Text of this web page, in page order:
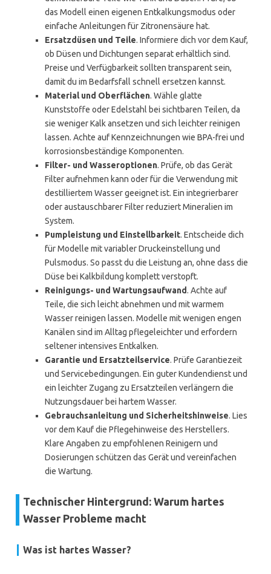
das Modell einen eigenen Entkalkungsmodus oder
einfache Anleitungen für Zitronensäure hat.
Ersatzdüsen und Teile. Informiere dich vor dem Kauf,
ob Düsen und Dichtungen separat erhältlich sind.
Preise und Verfügbarkeit sollten transparent sein,
damit du im Bedarfsfall schnell ersetzen kannst.
Material und Oberflächen. Wähle glatte
Kunststoffe oder Edelstahl bei sichtbaren Teilen, da
sie weniger Kalk ansetzen und sich leichter reinigen
lassen. Achte auf Kennzeichnungen wie BPA-frei und
korrosionsbeständige Komponenten.
Filter- und Wasseroptionen. Prüfe, ob das Gerät
Filter aufnehmen kann oder für die Verwendung mit
destilliertem Wasser geeignet ist. Ein integrierbarer
oder austauschbarer Filter reduziert Mineralien im
System.
Pumpleistung und Einstellbarkeit. Entscheide dich
für Modelle mit variabler Druckeinstellung und
Pulsmodus. So passt du die Leistung an, ohne dass die
Düse bei Kalkbildung komplett verstopft.
Reinigungs- und Wartungsaufwand. Achte auf
Teile, die sich leicht abnehmen und mit warmem
Wasser reinigen lassen. Modelle mit wenigen engen
Kanälen sind im Alltag pflegeleichter und erfordern
seltener intensives Entkalken.
Garantie und Ersatzteilservice. Prüfe Garantiezeit
und Servicebedingungen. Ein guter Kundendienst und
ein leichter Zugang zu Ersatzteilen verlängern die
Nutzungsdauer bei hartem Wasser.
Gebrauchsanleitung und Sicherheitshinweise. Lies
vor dem Kauf die Pflegehinweise des Herstellers.
Klare Angaben zu empfohlenen Reinigern und
Dosierungen schützen das Gerät und vereinfachen
die Wartung.
Technischer Hintergrund: Warum hartes
Wasser Probleme macht
Was ist hartes Wasser?